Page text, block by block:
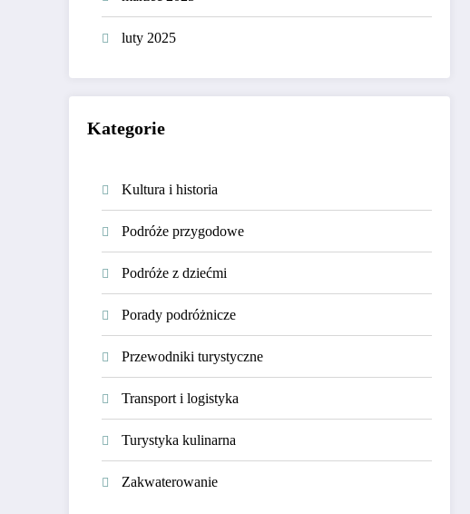
luty 2025
Kategorie
Kultura i historia
Podróże przygodowe
Podróże z dziećmi
Porady podróżnicze
Przewodniki turystyczne
Transport i logistyka
Turystyka kulinarna
Zakwaterowanie